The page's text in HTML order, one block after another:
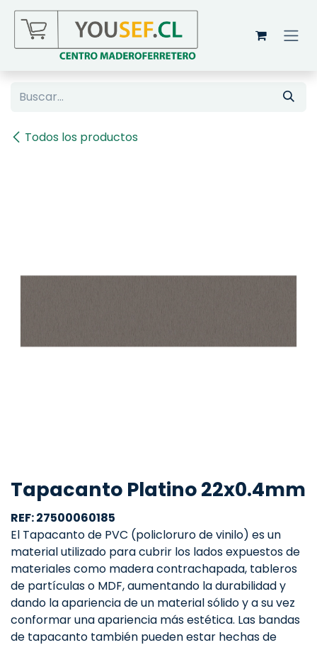
Ir al contenido
Todos los productos
Tapacanto Platino 22x0.4mm
REF: 27500060185
El Tapacanto de PVC (policloruro de vinilo) es un
material utilizado para cubrir los lados expuestos de
materiales como madera contrachapada, tableros
de partículas o MDF, aumentando la durabilidad y
dando la apariencia de un material sólido y a su vez
conformar una apariencia más estética. Las bandas
de tapacanto también pueden estar hechas de